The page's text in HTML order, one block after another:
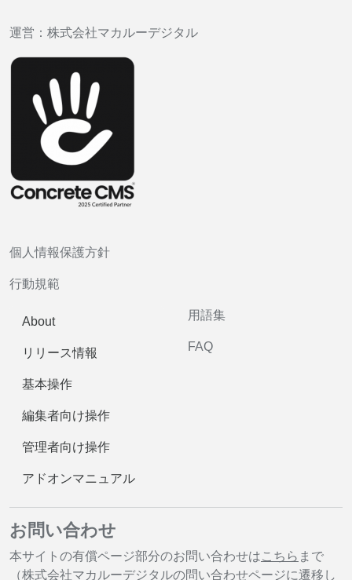
運営： 株式会社マカルーデジタル
個人情報保護方針
行動規範
About
リリース情報
基本操作
編集者向け操作
管理者向け操作
アドオンマニュアル
用語集
FAQ
お問い合わせ
本サイトの有償ページ部分のお問い合わせはこちら まで
（株式会社マカルーデジタルの問い合わせページに遷移し